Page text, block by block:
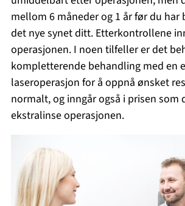
mellom 6 måneder og 1 år før du
det nye synet ditt. Etterkontrollene
operasjonen. I noen tilfeller er det
kompletterende behandling med en
laseroperasjon for å oppnå ønsket
normalt, og inngår også i prisen som
ekstralinse operasjonen.